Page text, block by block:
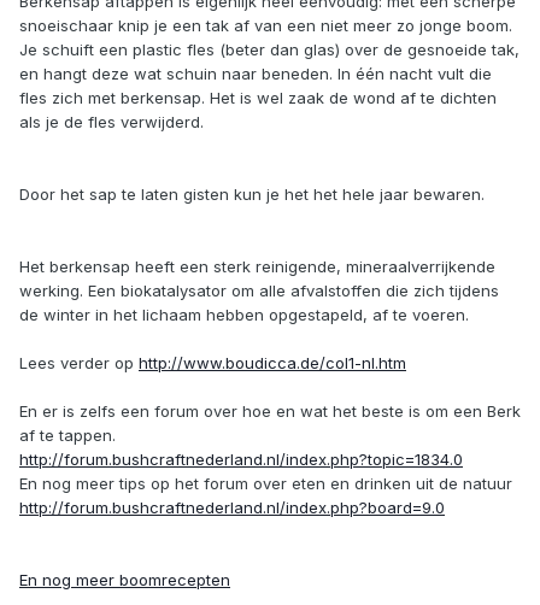
snoeischaar knip je een tak af van een niet meer zo jonge boom.
Je schuift een plastic fles (beter dan glas) over de gesnoeide tak,
en hangt deze wat schuin naar beneden. In één nacht vult die
fles zich met berkensap. Het is wel zaak de wond af te dichten
als je de fles verwijderd.
Door het sap te laten gisten kun je het het hele jaar bewaren.
Het berkensap heeft een sterk reinigende, mineraalverrijkende
werking. Een biokatalysator om alle afvalstoffen die zich tijdens
de winter in het lichaam hebben opgestapeld, af te voeren.
Lees verder op http://www.boudicca.de/col1-nl.htm
En er is zelfs een forum over hoe en wat het beste is om een Berk
af te tappen.
http://forum.bushcraftnederland.nl/index.php?topic=1834.0
En nog meer tips op het forum over eten en drinken uit de natuur
http://forum.bushcraftnederland.nl/index.php?board=9.0
En nog meer boomrecepten